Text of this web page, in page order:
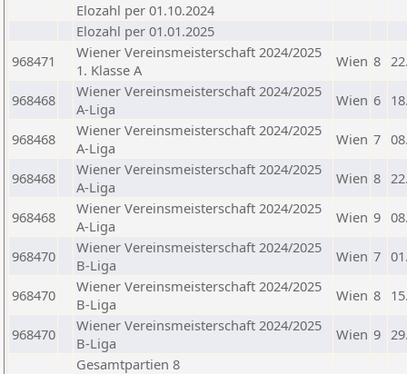
Elozahl per 01.10.2024
Elozahl per 01.01.2025
968471
Wiener Vereinsmeisterschaft 2024/2025
1. Klasse A
Wien 8
968468
Wiener Vereinsmeisterschaft 2024/2025
A-Liga
Wien 6
968468
Wiener Vereinsmeisterschaft 2024/2025
A-Liga
Wien 7
968468
Wiener Vereinsmeisterschaft 2024/2025
A-Liga
Wien 8
968468
Wiener Vereinsmeisterschaft 2024/2025
A-Liga
Wien 9
968470
Wiener Vereinsmeisterschaft 2024/2025
B-Liga
Wien 7
968470
Wiener Vereinsmeisterschaft 2024/2025
B-Liga
Wien 8
968470
Wiener Vereinsmeisterschaft 2024/2025
B-Liga
Wien 9
Gesamtpartien 8